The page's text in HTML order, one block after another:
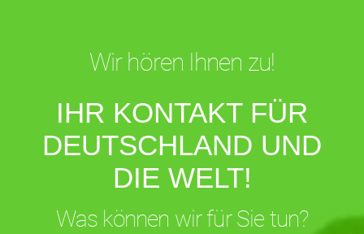
Wir hören Ihnen zu!
IHR KONTAKT FÜR
DEUTSCHLAND UND
DIE WELT!
Was können wir für Sie tun?